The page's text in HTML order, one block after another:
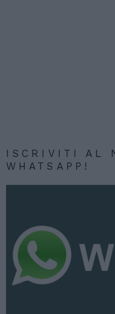
ISCRIVITI AL
WHATSAPP!